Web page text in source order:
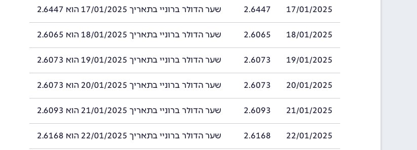
17/01/2025
2.6447 שער הדולר ברוניי בתאריך 17/01/2025 הוא 2.6447
18/01/2025
2.6065 שער הדולר ברוניי בתאריך 18/01/2025 הוא 2.6065
19/01/2025
2.6073 שער הדולר ברוניי בתאריך 19/01/2025 הוא 2.6073
20/01/2025
2.6073 שער הדולר ברוניי בתאריך 20/01/2025 הוא 2.6073
21/01/2025
2.6093 שער הדולר ברוניי בתאריך 21/01/2025 הוא 2.6093
22/01/2025
2.6168 שער הדולר ברוניי בתאריך 22/01/2025 הוא 2.6168